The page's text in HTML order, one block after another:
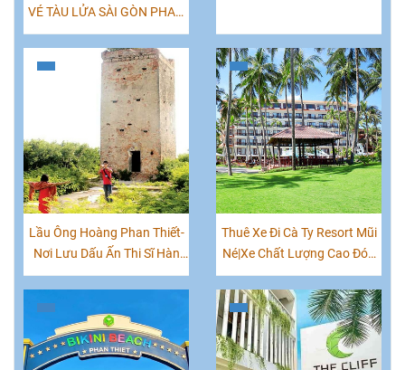
VÉ TÀU LỬA SÀI GÒN PHAN
THIẾT
Lầu Ông Hoàng Phan Thiết-
Nơi Lưu Dấu Ấn Thi Sĩ Hàn
Mặc Tử
Thuê Xe Đi Cà Ty Resort Mũi
Né|Xe Chất Lượng Cao Đón
Khách Tận Nơi